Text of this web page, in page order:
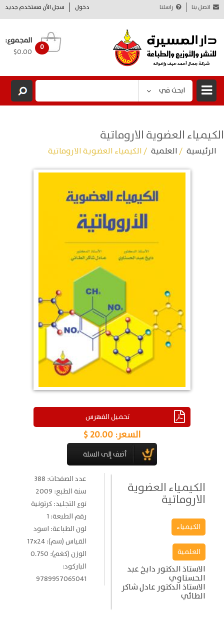
دخول سجل الآن مستخدم جديد اتصل بنا راسلنا
0
المجموع:
$0.00
ابحث في
الكيمياء العضوية الاروماتية
الرئيسية /العلمية / الكيمياء العضوية الاروماتية
تحميل الفهرس
السعر: 20.00 $
الكيمياء العضوية
الاروماتية
الكيمياء
العلمية
الاستاذ الدكتور دايخ عبد
الحسناوي
الاستاذ الدكتور عادل شاكر
الطائي
عدد الصفحات: 388
سنة الطبع: 2009
نوع التجليد: كرتونية
رقم الطبعة: 1
لون الطباعة: اسود
القياس (سم): 17x24
الوزن (كغم): 0.750
الباركود:
9789957065041